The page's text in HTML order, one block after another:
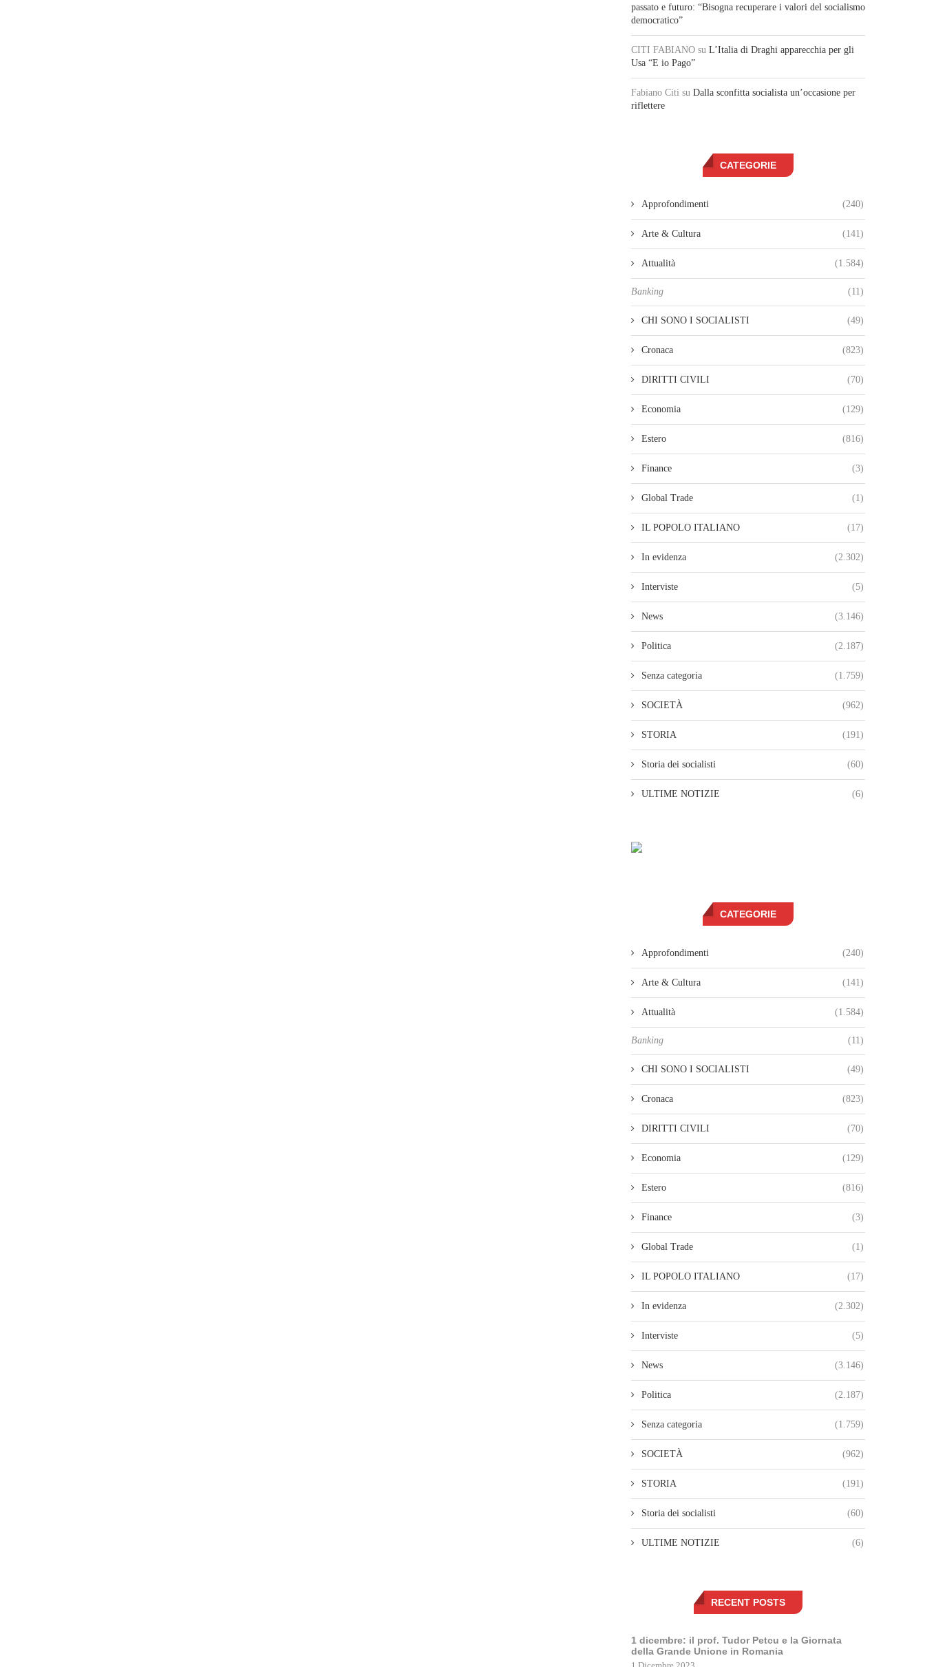
passato e futuro: “Bisogna recuperare i valori del socialismo
democratico”
CITI FABIANO su L’Italia di Draghi apparecchia per gli
Usa “E io Pago”
Fabiano Citi su Dalla sconfitta socialista un’occasione per
riflettere
CATEGORIE
Approfondimenti (240)
Arte & Cultura (141)
Attualità (1.584)
Banking (11)
CHI SONO I SOCIALISTI (49)
Cronaca (823)
DIRITTI CIVILI (70)
Economia (129)
Estero (816)
Finance (3)
Global Trade (1)
IL POPOLO ITALIANO (17)
In evidenza (2.302)
Interviste (5)
News (3.146)
Politica (2.187)
Senza categoria (1.759)
SOCIETÀ (962)
STORIA (191)
Storia dei socialisti (60)
ULTIME NOTIZIE (6)
CATEGORIE
Approfondimenti (240)
Arte & Cultura (141)
Attualità (1.584)
Banking (11)
CHI SONO I SOCIALISTI (49)
Cronaca (823)
DIRITTI CIVILI (70)
Economia (129)
Estero (816)
Finance (3)
Global Trade (1)
IL POPOLO ITALIANO (17)
In evidenza (2.302)
Interviste (5)
News (3.146)
Politica (2.187)
Senza categoria (1.759)
SOCIETÀ (962)
STORIA (191)
Storia dei socialisti (60)
ULTIME NOTIZIE (6)
RECENT POSTS
1 dicembre: il prof. Tudor Petcu e la Giornata
della Grande Unione in Romania